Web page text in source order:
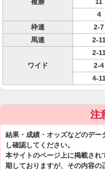
4
枠連
2-7
馬連
2-
ワイド
2-
2-4
4-
注
結果・成績・オッズなどのデ
し確認してください。
本サイトのページ上に掲載さ
期しておりますが、その内容